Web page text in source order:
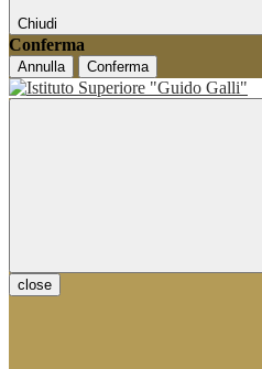
Chiudi
Conferma
Annulla Conferma
close